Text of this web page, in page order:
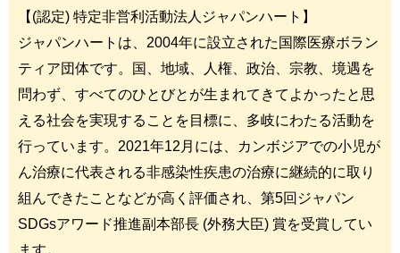
【(認定) 特定非営利活動法人ジャパンハート】
ジャパンハートは、2004年に設立された国際医療ボラン
ティア団体です。国、地域、人権、政治、宗教、境遇を
問わず、すべてのひとびとが生まれてきてよかったと思
える社会を実現することを目標に、多岐にわたる活動を
行っています。2021年12月には、カンボジアでの小児が
ん治療に代表される非感染性疾患の治療に継続的に取り
組んできたことなどが高く評価され、第5回ジャパン
SDGsアワード推進副本部長 (外務大臣) 賞を受賞してい